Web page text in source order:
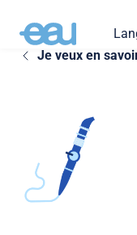
Je veux en